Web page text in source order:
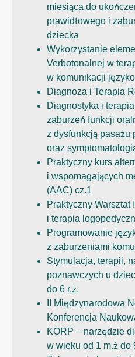
miesiąca do
prawidłowego i
dziecka
Wykorzystanie
Verbotonalnej w
w komunikacji
Diagnoza i Terapia
Diagnostyka i
zaburzeń funkcji
z dysfunkcją pasażu
oraz
Praktyczny kurs
i wspomagających
(AAC) cz.1
Praktyczny Warsztat
i terapia
Programowanie
z zaburzeniami
Stymulacja, terapii,
poznawczych u
do 6 r.ż.
II Międzynarodowa
Konferencja
KORP – narzędzie
w wieku od 1 m.ż do